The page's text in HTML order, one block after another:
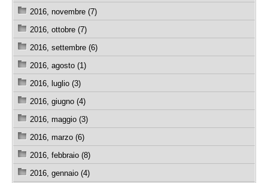
2016, novembre (7)
2016, ottobre (7)
2016, settembre (6)
2016, agosto (1)
2016, luglio (3)
2016, giugno (4)
2016, maggio (3)
2016, marzo (6)
2016, febbraio (8)
2016, gennaio (4)